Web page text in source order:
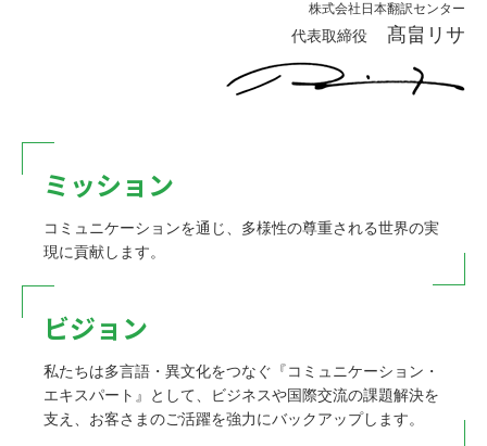
株式会社日本翻訳センター
代表取締役 髙畠リサ
ミッション
コミュニケーションを通じ、多様性の尊重される世界の実
現に貢献します。
ビジョン
私たちは多言語・異文化をつなぐ『コミュニケーション・
エキスパート』として、ビジネスや国際交流の課題解決を
支え、お客さまのご活躍を強力にバックアップします。